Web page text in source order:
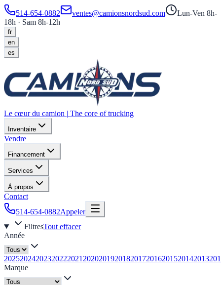
514-654-0882 ventes@camionsnordsud.com
Lun-Ven 8h-
18h · Sam 8h-12h
fr
en
es
Le cœur du camion | The core of trucking
Inventaire
Vendre
Financement
Services
À propos
Contact
514-654-0882Appeler
FiltresTout effacer
Année
20252024202320222021 20202019201820172016201520142013
Marque